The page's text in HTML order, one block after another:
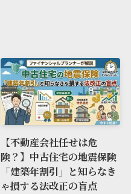
【不動産会社任せは危
険？】中古住宅の地震保険
「建築年割引」と知らなき
ゃ損する法改正の盲点